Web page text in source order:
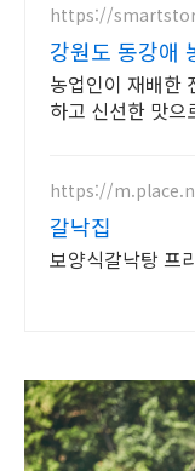
https://
강원도 동강애
서 바로 우리
농업인이 재배한
하고 신선한 맛으
https://
갈낙집
보양식갈낙탕 프